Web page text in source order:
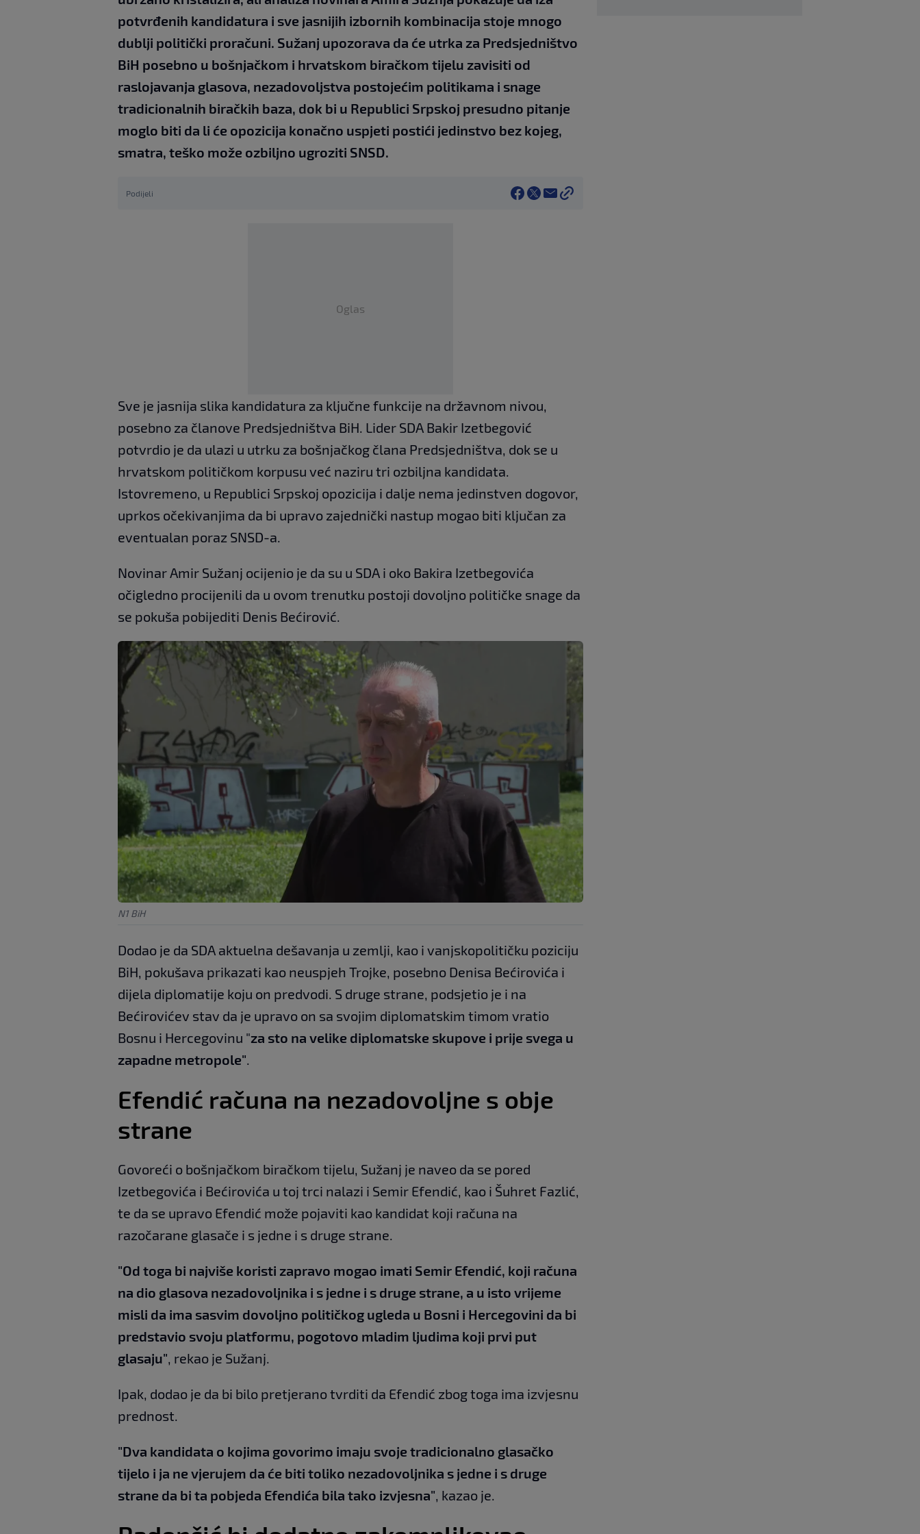
potvrđenih kandidatura i sve jasnijih izbornih kombinacija stoje mnogo
dublji politički proračuni. Sužanj upozorava da će utrka za Predsjedništvo
BiH posebno u bošnjačkom i hrvatskom biračkom tijelu zavisiti od
raslojavanja glasova, nezadovoljstva postojećim politikama i snage
tradicionalnih biračkih baza, dok bi u Republici Srpskoj presudno pitanje
moglo biti da li će opozicija konačno uspjeti postići jedinstvo bez kojeg,
smatra, teško može ozbiljno ugroziti SNSD.
Podijeli
Oglas
Sve je jasnija slika kandidatura za ključne funkcije na državnom nivou,
posebno za članove Predsjedništva BiH. Lider SDA Bakir Izetbegović
potvrdio je da ulazi u utrku za bošnjačkog člana Predsjedništva, dok se u
hrvatskom političkom korpusu već naziru tri ozbiljna kandidata.
Istovremeno, u Republici Srpskoj opozicija i dalje nema jedinstven dogovor,
uprkos očekivanjima da bi upravo zajednički nastup mogao biti ključan za
eventualan poraz SNSD-a.
Novinar Amir Sužanj ocijenio je da su u SDA i oko Bakira Izetbegovića
očigledno procijenili da u ovom trenutku postoji dovoljno političke snage da
se pokuša pobijediti Denis Bećirović.
N1 BiH
Dodao je da SDA aktuelna dešavanja u zemlji, kao i vanjskopolitičku poziciju
BiH, pokušava prikazati kao neuspjeh Trojke, posebno Denisa Bećirovića i
dijela diplomatije koju on predvodi. S druge strane, podsjetio je i na
Bećirovićev stav da je upravo on sa svojim diplomatskim timom vratio
Bosnu i Hercegovinu "za sto na velike diplomatske skupove i prije svega u
zapadne metropole".
Efendić računa na nezadovoljne s obje
strane
Govoreći o bošnjačkom biračkom tijelu, Sužanj je naveo da se pored
Izetbegovića i Bećirovića u toj trci nalazi i Semir Efendić, kao i Šuhret Fazlić,
te da se upravo Efendić može pojaviti kao kandidat koji računa na
razočarane glasače i s jedne i s druge strane.
"Od toga bi najviše koristi zapravo mogao imati Semir Efendić, koji računa
na dio glasova nezadovoljnika i s jedne i s druge strane, a u isto vrijeme
misli da ima sasvim dovoljno političkog ugleda u Bosni i Hercegovini da bi
predstavio svoju platformu, pogotovo mladim ljudima koji prvi put
glasaju", rekao je Sužanj.
Ipak, dodao je da bi bilo pretjerano tvrditi da Efendić zbog toga ima izvjesnu
prednost.
"Dva kandidata o kojima govorimo imaju svoje tradicionalno glasačko
tijelo i ja ne vjerujem da će biti toliko nezadovoljnika s jedne i s druge
strane da bi ta pobjeda Efendića bila tako izvjesna", kazao je.